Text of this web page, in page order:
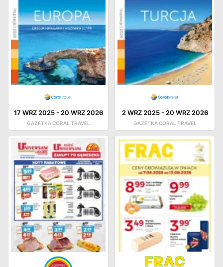
17 WRZ 2025- 20 WRZ 2026
GAZETKA CORAL TRAVEL
2 WRZ 2025- 20 WRZ 2026
GAZETKA CORAL TRAVEL